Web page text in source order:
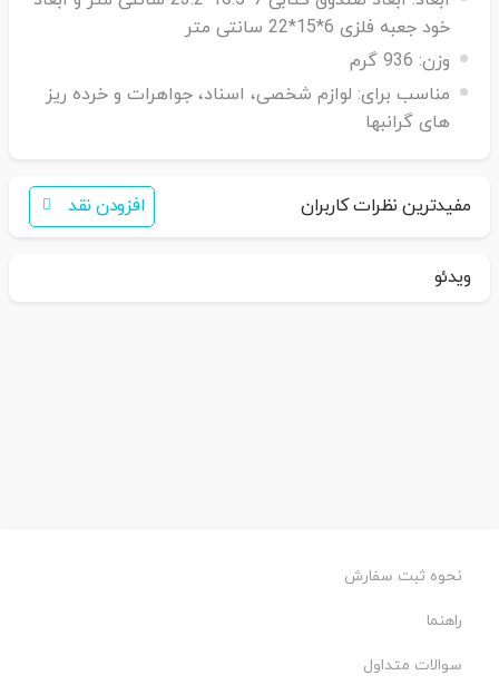
خود جعبه فلزی 6*15*22 سانتی متر
وزن: 936 گرم
مناسب برای: لوازم شخصی، اسناد، جواهرات و خرده ریز
های گرانبها
مفیدترین نظرات کاربران افزودن نقد
ویدئو
نحوه ثبت سفارش
راهنما
سوالات متداول